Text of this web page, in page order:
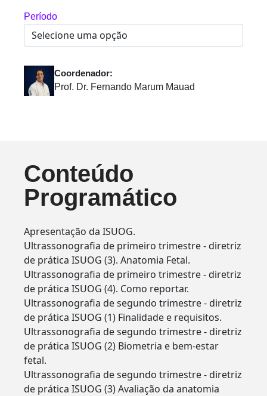
Período
Coordenador:
Prof. Dr. Fernando Marum Mauad
Conteúdo
Programático
Apresentação da ISUOG.
Ultrassonografia de primeiro trimestre - diretriz
de prática ISUOG (3). Anatomia Fetal.
Ultrassonografia de primeiro trimestre - diretriz
de prática ISUOG (4). Como reportar.
Ultrassonografia de segundo trimestre - diretriz
de prática ISUOG (1) Finalidade e requisitos.
Ultrassonografia de segundo trimestre - diretriz
de prática ISUOG (2) Biometria e bem-estar
fetal.
Ultrassonografia de segundo trimestre - diretriz
de prática ISUOG (3) Avaliação da anatomia